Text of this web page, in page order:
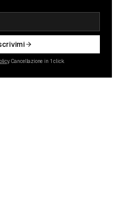
. Cancellazione in 1 click.